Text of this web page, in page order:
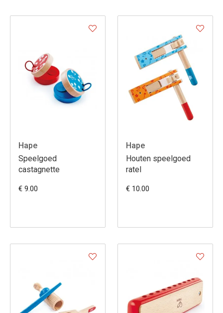
Hape
Speelgoed
castagnette
€ 9.00
Hape
Houten speelgoed
ratel
€ 10.00